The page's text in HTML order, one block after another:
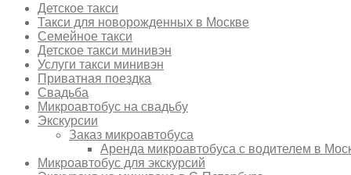
Детское такси
Такси для новорожденных в Москве
Семейное такси
Детское такси минивэн
Услуги такси минивэн
Приватная поездка
Свадьба
Микроавтобус на свадьбу
Экскурсии
Заказ микроавтобуса
Аренда микроавтобуса с водителем в
Микроавтобус для экскурсий